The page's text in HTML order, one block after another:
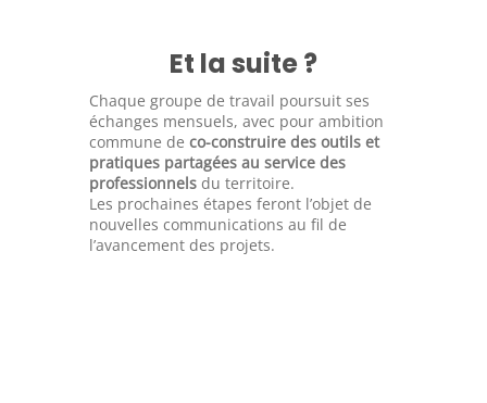
Et la suite ?
Chaque groupe de travail poursuit ses
échanges mensuels, avec pour ambition
commune de co-construire des outils et
pratiques partagées au service des
professionnelsdu territoire.
Les prochaines étapes feront l’objet de
nouvelles communications au fil de
l’avancement des projets.